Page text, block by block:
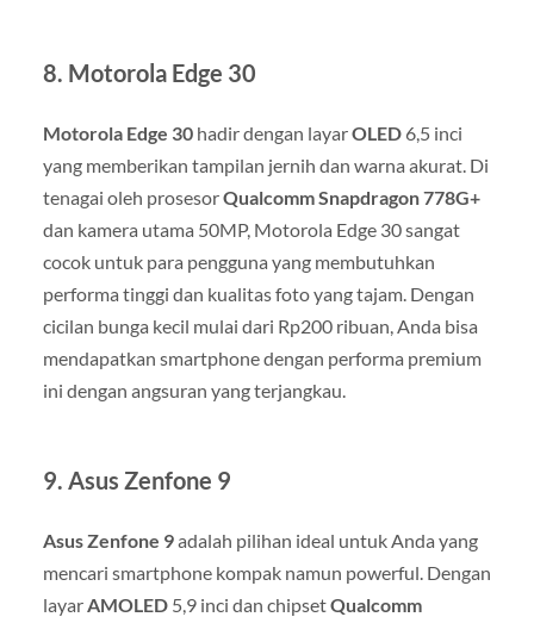
8. Motorola Edge 30
Motorola Edge 30hadir dengan layarOLED6,5 inci
yang memberikan tampilan jernih dan warna akurat. Di
tenagai oleh prosesorQualcomm Snapdragon 778G+
dan kamera utama 50MP, Motorola Edge 30 sangat
cocok untuk para pengguna yang membutuhkan
performa tinggi dan kualitas foto yang tajam. Dengan
cicilan bunga kecil mulai dari Rp200 ribuan, Anda bisa
mendapatkan smartphone dengan performa premium
ini dengan angsuran yang terjangkau.
9. Asus Zenfone 9
Asus Zenfone 9adalah pilihan ideal untuk Anda yang
mencari smartphone kompak namun powerful. Dengan
layar AMOLED5,9 inci dan chipsetQualcomm